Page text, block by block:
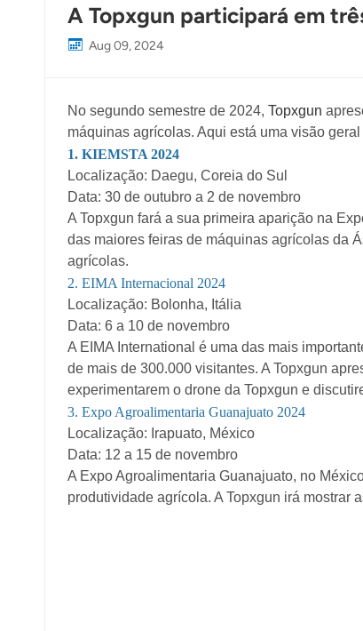
A Topxgun participará em
Aug 09, 2024
No segundo semestre de 2024, Topxgun
máquinas agrícolas. Aqui está uma visão
1. KIEMSTA 2024
Localização: Daegu, Coreia do Sul
Data: 30 de outubro a 2 de novembro
A Topxgun fará a sua primeira aparição na
das maiores feiras de máquinas agrícolas da
agrícolas.
2. EIMA Internacional 2024
Localização: Bolonha, Itália
Data: 6 a 10 de novembro
A EIMA International é uma das mais
de mais de 300.000 visitantes. A Topxgun
experimentarem o drone da Topxgun e
3. Expo Agroalimentaria Guanajuato 2024
Localização: Irapuato, México
Data: 12 a 15 de novembro
A Expo Agroalimentaria Guanajuato, no
produtividade agrícola. A Topxgun irá mostrar